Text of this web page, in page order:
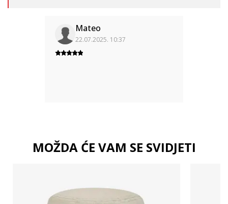
Mateo
22.07.2025. 10:37
MOŽDA ĆE VAM SE SVIDJETI